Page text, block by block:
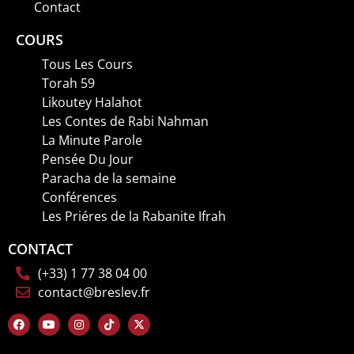
Contact
COURS
Tous Les Cours
Torah 59
Likoutey Halahot
Les Contes de Rabi Nahman
La Minute Parole
Pensée Du Jour
Paracha de la semaine
Conférences
Les Priéres de la Rabanite Ifrah
CONTACT
(+33) 1 77 38 04 00
contact@breslev.fr